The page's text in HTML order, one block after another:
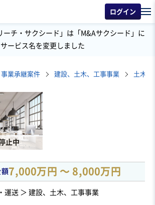
ログイン
ーチ・サクシード」は「M&Aサクシード」に
サービス名を変更しました
業承継案件 建設、土木、工事事業 土木工
止中
額7,000万円 〜 8,000万円
運送 ＞ 建設、土木、工事事業